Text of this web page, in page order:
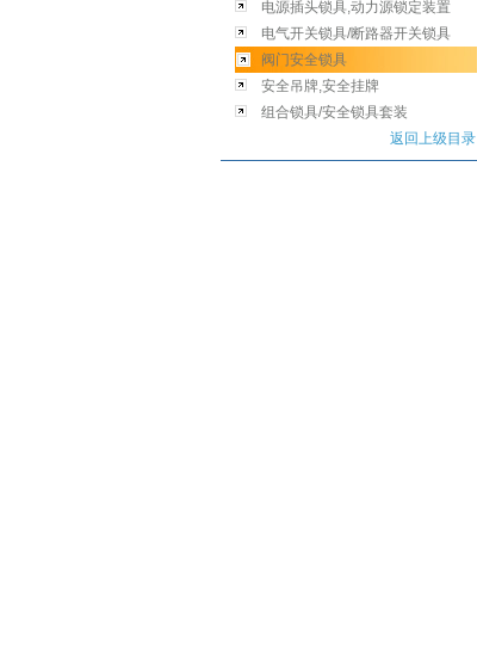
电源插头锁具,动力源锁定装置
电气开关锁具/断路器开关锁具
阀门安全锁具
安全吊牌,安全挂牌
组合锁具/安全锁具套装
返回上级目录